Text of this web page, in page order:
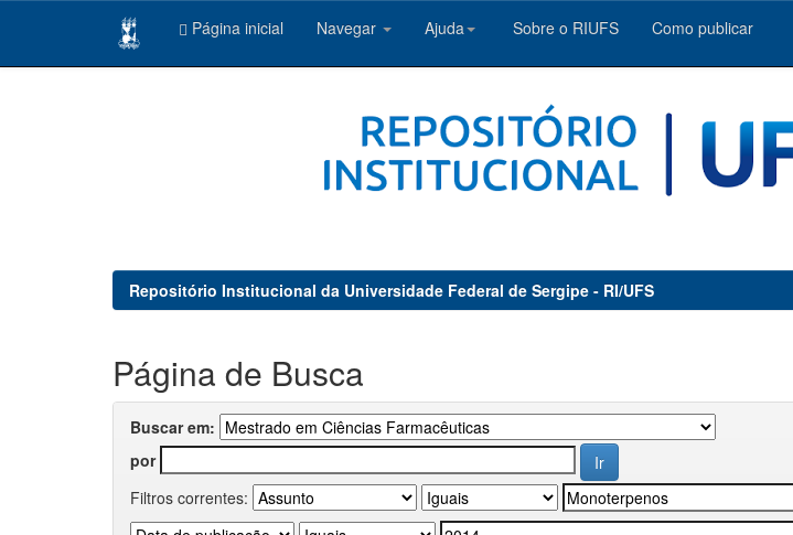
Página inicial Navegar Ajuda Sobre o RIUFS Como publicar
Repositório Institucional da Universidade Federal de Sergipe - RI/UFS
Página de Busca
Buscar em:
por
Filtros correntes: